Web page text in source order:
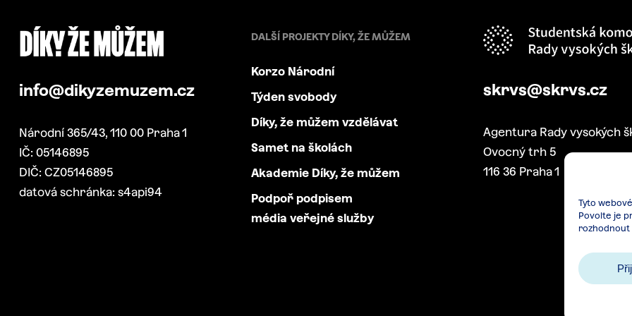
Tyto
Povolte je
rozhodnout
info@dikyzemuzem.cz
Národní 365/43, 110 00 Praha 1
IČ: 05146895
DIČ: CZ05146895
datová schránka: s4api94
DALŠÍ PROJEKTY DÍKY, ŽE MŮŽEM
Korzo Národní
Týden svobody
Díky, že můžem vzdělávat
Samet na školách
Akademie Díky, že můžem
Podpoř podpisem
média veřejné služby
skrvs@skrvs.cz
Agentura Rady vysokých
Ovocný trh 5
116 36 Praha 1